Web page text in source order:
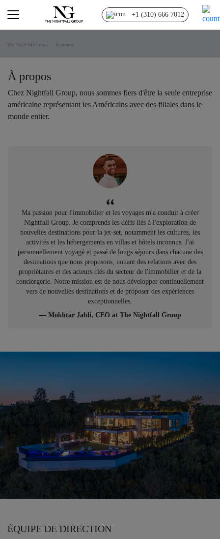
+1 (310) 666 7012
The Nightfall Group À propos
À propos
Chez Nightfall Group, nous sommes fiers d'être la seule entreprise
américaine représentant les Américains avec des filiales dans le
monde entier.
Ma passion pour l'immobilier et les voyages m'a conduit à créer
Nightfall Group. Je comprends les défis liés à l'exploration de
nouvelles destinations pour la jet-set, notamment les cultures, les
activités et les hébergements en villas et hôtels inconnus. J'ai
personnellement voyagé et passé de longs séjours dans chacune des
destinations que nous proposons, nouant des relations avec des
propriétaires et des acteurs clés du secteur de l'immobilier et de la
conciergerie. Notre mission est de nous développer continuellement
vers de nouvelles destinations et de proposer des expériences
exceptionnelles.
— Mokhtar Jabli, CEO at The Nightfall Group
ÉQUIPE DE DIRECTION